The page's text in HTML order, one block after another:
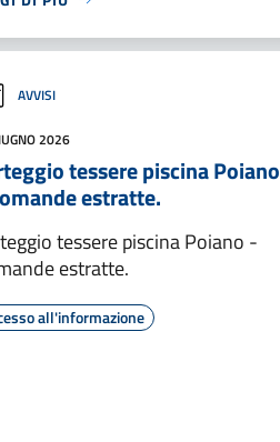
AVVISI
2026
tessere piscina Poiano
estratte.
tessere piscina Poiano -
estratte.
all'informazione